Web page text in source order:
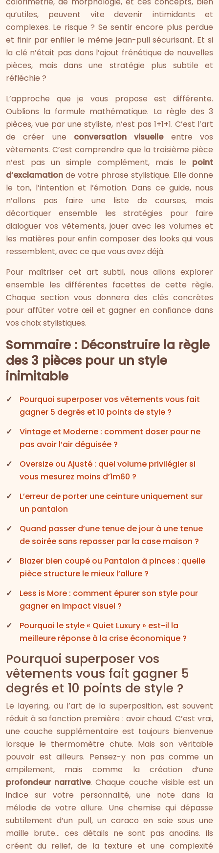
qu’utiles, peuvent vite devenir intimidants et
complexes. Le risque ? Se sentir encore plus perdue
et finir par enfiler le même jean-pull sécurisant. Et si
la clé n’était pas dans l’ajout frénétique de nouvelles
pièces, mais dans une stratégie plus subtile et
réfléchie ?
L’approche que je vous propose est différente.
Oublions la formule mathématique. La règle des 3
pièces, vue par une styliste, n’est pas 1+1+1. C’est l’art
de créer une conversation visuelleentre vos
vêtements. C’est comprendre que la troisième pièce
n’est pas un simple complément, mais le point
d’exclamation de votre phrase stylistique. Elle donne
le ton, l’intention et l’émotion. Dans ce guide, nous
n’allons pas faire une liste de courses, mais
décortiquer ensemble les stratégies pour faire
dialoguer vos vêtements, jouer avec les volumes et
les matières pour enfin composer des looks qui vous
ressemblent, avec ce que vous avez déjà.
Pour maîtriser cet art subtil, nous allons explorer
ensemble les différentes facettes de cette règle.
Chaque section vous donnera des clés concrètes
pour affûter votre œil et gagner en confiance dans
vos choix stylistiques.
Sommaire : Déconstruire la règle
des 3 pièces pour un style
inimitable
Pourquoi superposer vos vêtements vous fait
gagner 5 degrés et 10 points de style ?
Vintage et Moderne : comment doser pour ne
pas avoir l’air déguisée ?
Oversize ou Ajusté : quel volume privilégier si
vous mesurez moins d’1m60 ?
L’erreur de porter une ceinture uniquement sur
un pantalon
Quand passer d’une tenue de jour à une tenue
de soirée sans repasser par la case maison ?
Blazer bien coupé ou Pantalon à pinces : quelle
pièce structure le mieux l’allure ?
Less is More : comment épurer son style pour
gagner en impact visuel ?
Pourquoi le style « Quiet Luxury » est-il la
meilleure réponse à la crise économique ?
Pourquoi superposer vos
vêtements vous fait gagner 5
degrés et 10 points de style ?
Le layering, ou l’art de la superposition, est souvent
réduit à sa fonction première : avoir chaud. C’est vrai,
une couche supplémentaire est toujours bienvenue
lorsque le thermomètre chute. Mais son véritable
pouvoir est ailleurs. Pensez-y non pas comme un
empilement, mais comme la création d’une
profondeur narrative. Chaque couche visible est un
indice sur votre personnalité, une note dans la
mélodie de votre allure. Une chemise qui dépasse
subtilement d’un pull, un caraco en soie sous une
maille brute… ces détails ne sont pas anodins. Ils
créent du relief, de la texture et une complexité